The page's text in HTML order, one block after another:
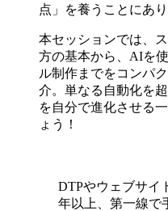
点」を養うことにあり
本セッションでは、
方の基本から、AIを
ル制作までをコンパ
介。単なる自動化を
を自分で進化させる
ょう！
DTPやウェブサイ
年以上、第一線で